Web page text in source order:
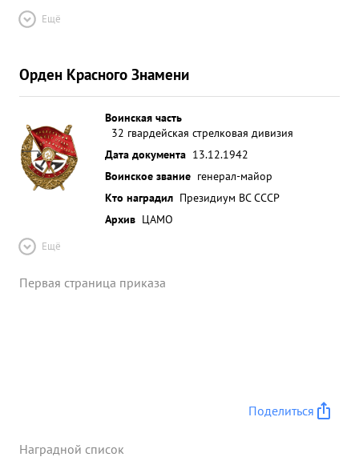
Ещё
Орден Красного Знамени
Воинская часть
32 гвардейская стрелковая дивизия
Дата документа 13.12.1942
Воинское звание генерал-майор
Кто наградил Президиум ВС СССР
Архив ЦАМО
Ещё
Первая страница приказа
Поделиться
Наградной список